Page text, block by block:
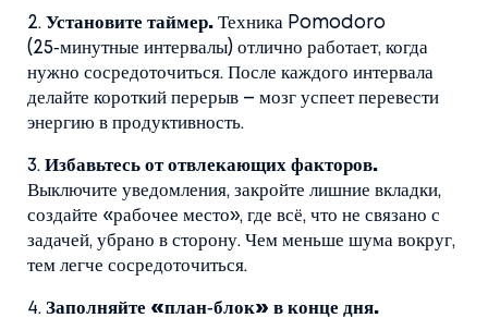
2. Установите таймер. Техника Pomodoro
(25‑минутные интервалы) отлично работает, когда
нужно сосредоточиться. После каждого интервала
делайте короткий перерыв – мозг успеет перевести
энергию в продуктивность.
3. Избавьтесь от отвлекающих факторов.
Выключите уведомления, закройте лишние вкладки,
создайте «рабочее место», где всё, что не связано с
задачей, убрано в сторону. Чем меньше шума вокруг,
тем легче сосредоточиться.
4. Заполняйте «план‑блок» в конце дня.